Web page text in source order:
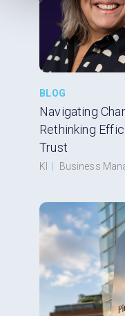
BLOG
Navigating
Rethinking
Trust
KI Business